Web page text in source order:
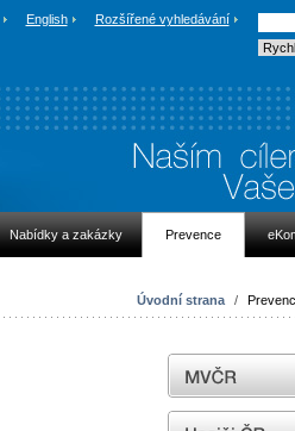
English Rozšířené vyhledávání
Nabídky a zakázky Prevence
Úvodní strana /
MVČR
internetové stránky